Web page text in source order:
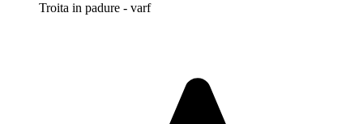
Troita in padure - varf